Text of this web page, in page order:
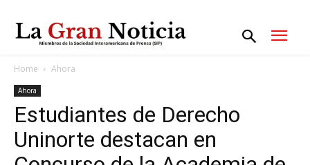
Home Ahora
Ahora
Estudiantes de Derecho
Uninorte destacan en